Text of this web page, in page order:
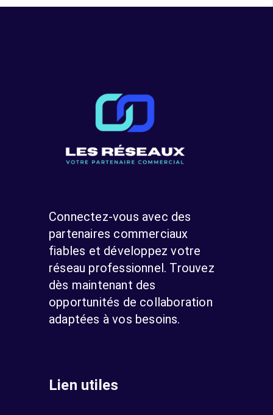
Connectez-vous avec des
partenaires commerciaux
fiables et développez votre
réseau professionnel. Trouvez
dès maintenant des
opportunités de collaboration
adaptées à vos besoins.
Lien utiles